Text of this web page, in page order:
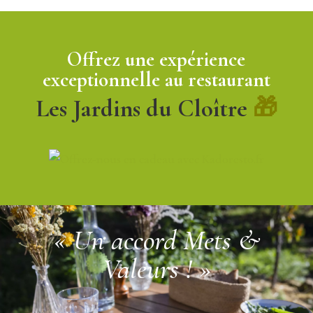
Offrez une expérience
exceptionnelle au restaurant
Les Jardins du Cloître 🎁
« Un accord Mets &
Valeurs ! »